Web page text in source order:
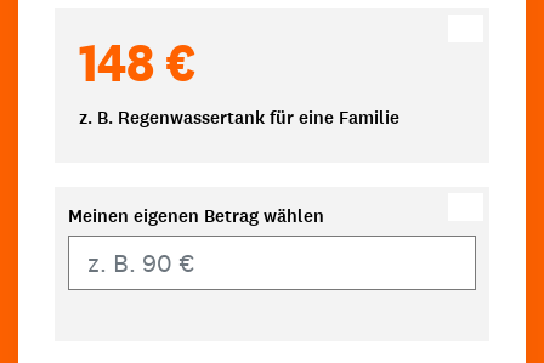
148 €
z. B. Regenwassertank für eine Familie
Meinen eigenen Betrag wählen